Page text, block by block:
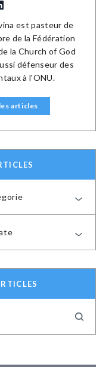
est pasteur de
de la Fédération
la Church of God
défenseur des
à l'ONU.
articles